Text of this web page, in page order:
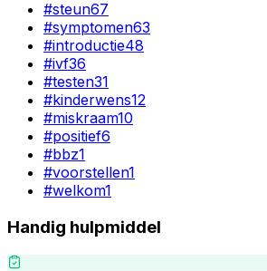
#steun67
#symptomen63
#introductie48
#ivf36
#testen31
#kinderwens12
#miskraam10
#positief6
#bbz1
#voorstellen1
#welkom1
Handig hulpmiddel